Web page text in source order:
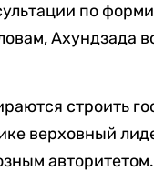
по
Ахундзада
строить
верховный
авторитетом.